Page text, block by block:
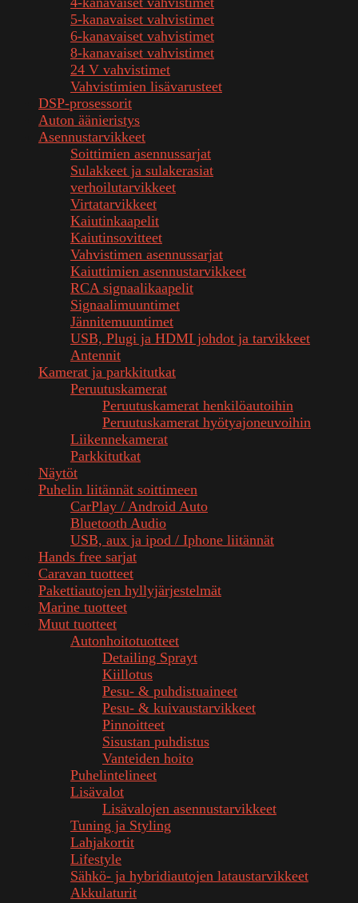
5-kanavaiset vahvistimet
6-kanavaiset vahvistimet
8-kanavaiset vahvistimet
24 V vahvistimet
Vahvistimien lisävarusteet
DSP-prosessorit
Auton äänieristys
Asennustarvikkeet
Soittimien asennussarjat
Sulakkeet ja sulakerasiat
verhoilutarvikkeet
Virtatarvikkeet
Kaiutinkaapelit
Kaiutinsovitteet
Vahvistimen asennussarjat
Kaiuttimien asennustarvikkeet
RCA signaalikaapelit
Signaalimuuntimet
Jännitemuuntimet
USB, Plugi ja HDMI johdot ja tarvikkeet
Antennit
Kamerat ja parkkitutkat
Peruutuskamerat
Peruutuskamerat henkilöautoihin
Peruutuskamerat hyötyajoneuvoihin
Liikennekamerat
Parkkitutkat
Näytöt
Puhelin liitännät soittimeen
CarPlay / Android Auto
Bluetooth Audio
USB, aux ja ipod / Iphone liitännät
Hands free sarjat
Caravan tuotteet
Pakettiautojen hyllyjärjestelmät
Marine tuotteet
Muut tuotteet
Autonhoitotuotteet
Detailing Sprayt
Kiillotus
Pesu- & puhdistuaineet
Pesu- & kuivaustarvikkeet
Pinnoitteet
Sisustan puhdistus
Vanteiden hoito
Puhelintelineet
Lisävalot
Lisävalojen asennustarvikkeet
Tuning ja Styling
Lahjakortit
Lifestyle
Sähkö- ja hybridiautojen lataustarvikkeet
Akkulaturit